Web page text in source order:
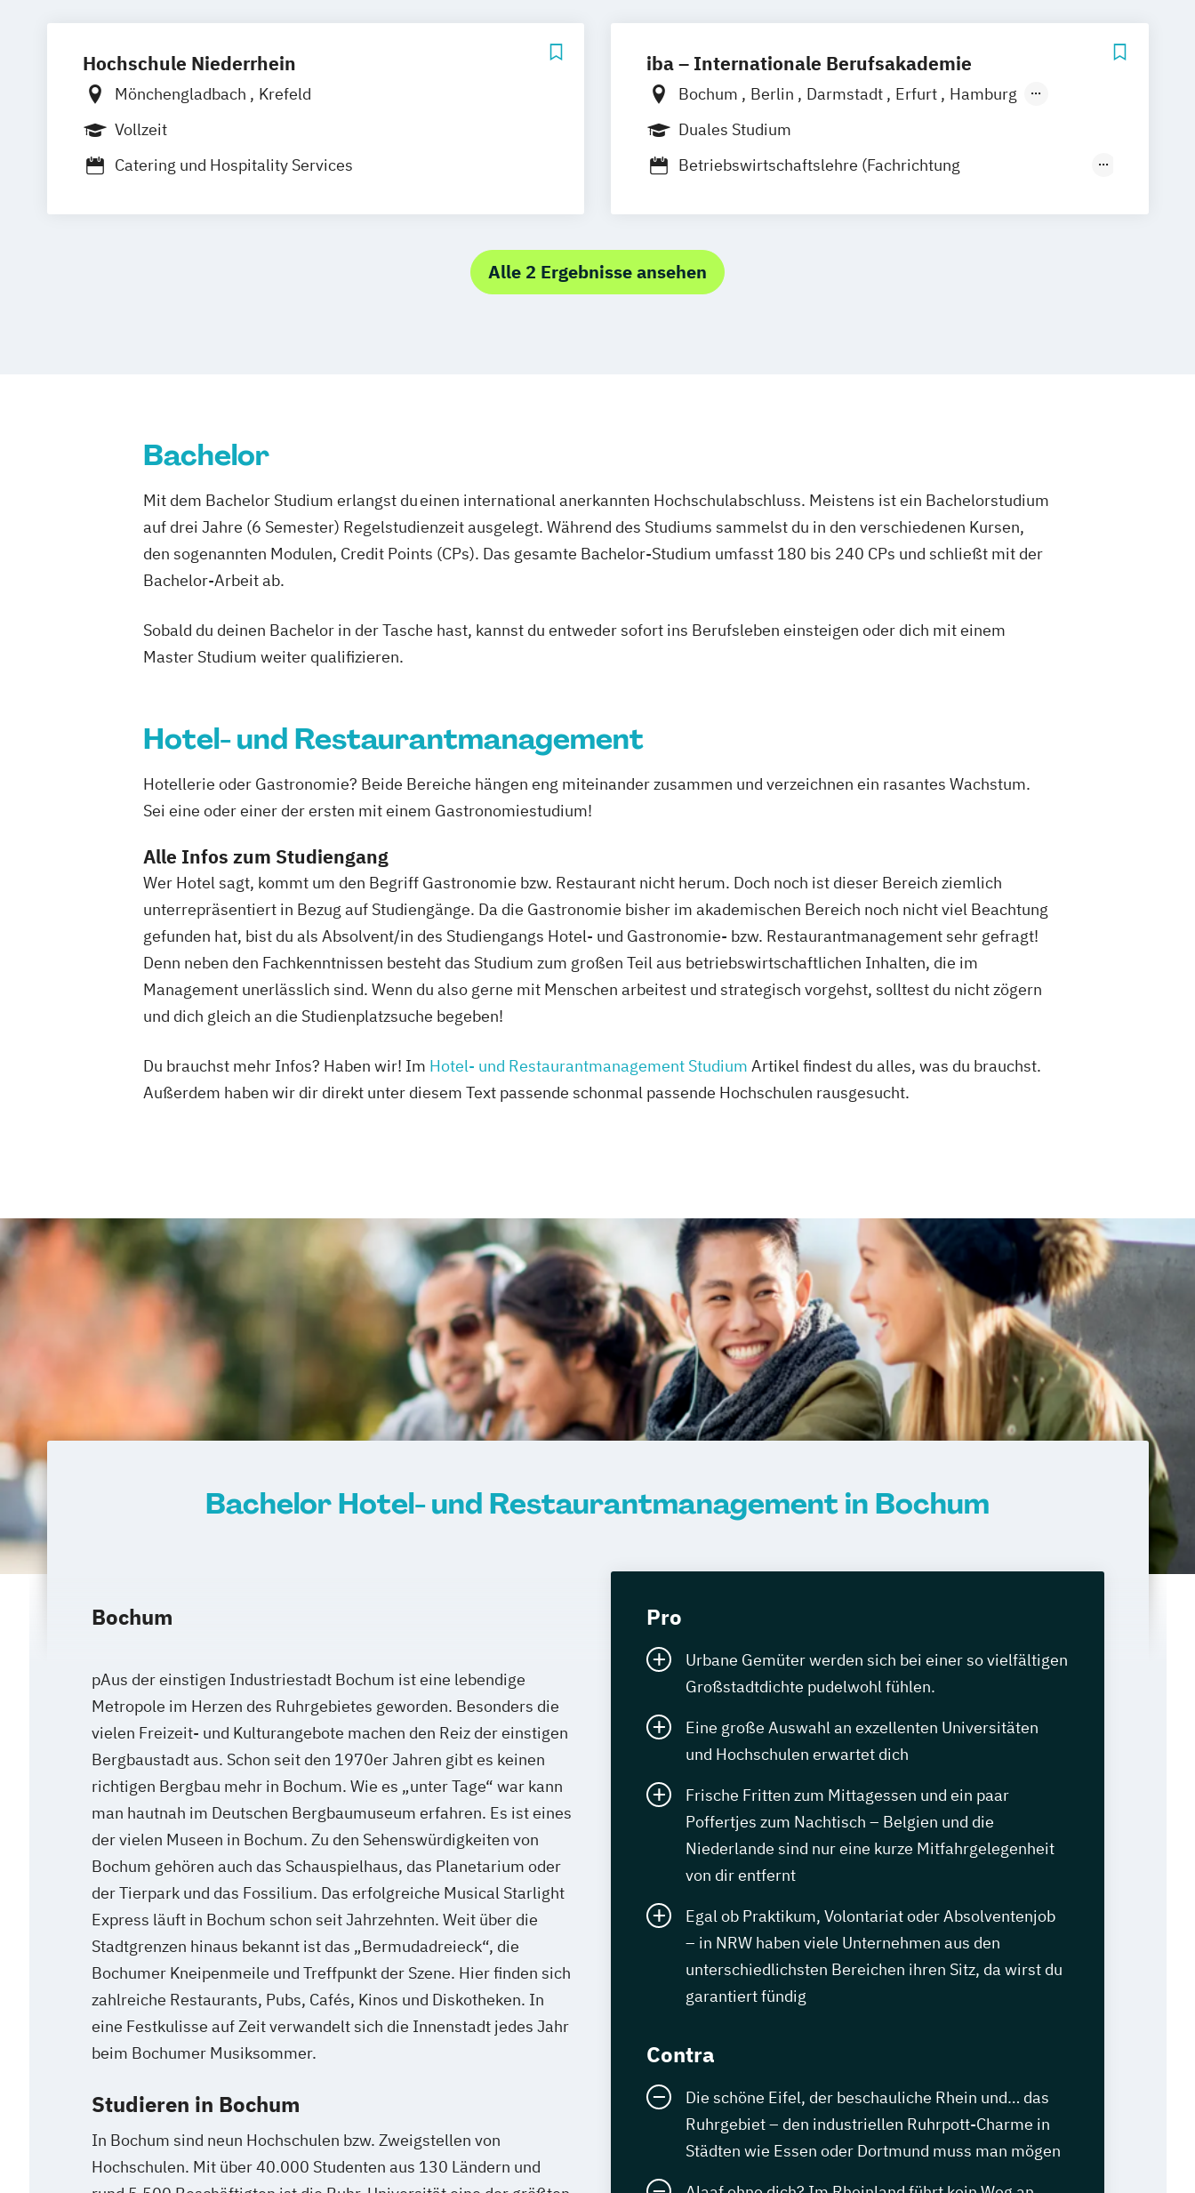
Hochschule Niederrhein
Mönchengladbach
Krefeld
Vollzeit
Catering und Hospitality Services
iba – Internationale Berufsakademie
Bochum Berlin Darmstadt Erfurt
Hamburg
Heidelberg
Duales Studium
Betriebswirtschaftslehre (Fachrichtung
Betriebswirtschaftslehre (Fachrichtung Hotel- und
Alle 2 Ergebnisse ansehen
Bachelor
Mit dem Bachelor Studium erlangst du einen international anerkannten Hochschulabschluss. Meistens ist ein Bachelorstudium
auf drei Jahre (6 Semester) Regelstudienzeit ausgelegt. Während des Studiums sammelst du in den verschiedenen Kursen,
den sogenannten Modulen, Credit Points (CPs). Das gesamte Bachelor-Studium umfasst 180 bis 240 CPs und schließt mit der
Bachelor-Arbeit ab.
Sobald du deinen Bachelor in der Tasche hast, kannst du entweder sofort ins Berufsleben einsteigen oder dich mit einem
Master Studium weiter qualifizieren.
Hotel- und Restaurantmanagement
Hotellerie oder Gastronomie? Beide Bereiche hängen eng miteinander zusammen und verzeichnen ein rasantes Wachstum.
Sei eine oder einer der ersten mit einem Gastronomiestudium!
Alle Infos zum Studiengang
Wer Hotel sagt, kommt um den Begriff Gastronomie bzw. Restaurant nicht herum. Doch noch ist dieser Bereich ziemlich
unterrepräsentiert in Bezug auf Studiengänge. Da die Gastronomie bisher im akademischen Bereich noch nicht viel Beachtung
gefunden hat, bist du als Absolvent/in des Studiengangs Hotel- und Gastronomie- bzw. Restaurantmanagement sehr gefragt!
Denn neben den Fachkenntnissen besteht das Studium zum großen Teil aus betriebswirtschaftlichen Inhalten, die im
Management unerlässlich sind. Wenn du also gerne mit Menschen arbeitest und strategisch vorgehst, solltest du nicht zögern
und dich gleich an die Studienplatzsuche begeben!
Du brauchst mehr Infos? Haben wir! Im Hotel- und Restaurantmanagement Studium Artikel findest du alles, was du brauchst.
Außerdem haben wir dir direkt unter diesem Text passende schonmal passende Hochschulen rausgesucht.
Bachelor Hotel- und Restaurantmanagement in Bochum
Bochum
pAus der einstigen Industriestadt Bochum ist eine lebendige
Metropole im Herzen des Ruhrgebietes geworden. Besonders die
vielen Freizeit- und Kulturangebote machen den Reiz der einstigen
Bergbaustadt aus. Schon seit den 1970er Jahren gibt es keinen
richtigen Bergbau mehr in Bochum. Wie es „unter Tage“ war kann
man hautnah im Deutschen Bergbaumuseum erfahren. Es ist eines
der vielen Museen in Bochum. Zu den Sehenswürdigkeiten von
Bochum gehören auch das Schauspielhaus, das Planetarium oder
der Tierpark und das Fossilium. Das erfolgreiche Musical Starlight
Express läuft in Bochum schon seit Jahrzehnten. Weit über die
Stadtgrenzen hinaus bekannt ist das „Bermudadreieck“, die
Bochumer Kneipenmeile und Treffpunkt der Szene. Hier finden sich
zahlreiche Restaurants, Pubs, Cafés, Kinos und Diskotheken. In
eine Festkulisse auf Zeit verwandelt sich die Innenstadt jedes Jahr
beim Bochumer Musiksommer.
Studieren in Bochum
In Bochum sind neun Hochschulen bzw. Zweigstellen von
Hochschulen. Mit über 40.000 Studenten aus 130 Ländern und
Pro
Urbane Gemüter werden sich bei einer so vielfältigen
Großstadtdichte pudelwohl fühlen.
Eine große Auswahl an exzellenten Universitäten
und Hochschulen erwartet dich
Frische Fritten zum Mittagessen und ein paar
Poffertjes zum Nachtisch – Belgien und die
Niederlande sind nur eine kurze Mitfahrgelegenheit
von dir entfernt
Egal ob Praktikum, Volontariat oder Absolventenjob
– in NRW haben viele Unternehmen aus den
unterschiedlichsten Bereichen ihren Sitz, da wirst du
garantiert fündig
Contra
Die schöne Eifel, der beschauliche Rhein und… das
Ruhrgebiet – den industriellen Ruhrpott-Charme in
Städten wie Essen oder Dortmund muss man mögen